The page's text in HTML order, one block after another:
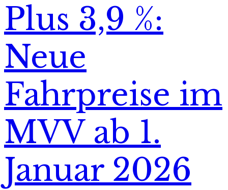
Plus 3,9 %:
Neue
Fahrpreise im
MVV ab 1.
Januar 2026